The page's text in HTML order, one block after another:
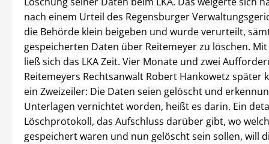
nach einem Urteil des Regensburger
die Behörde klein beigeben und wurde verurteilt,
gespeicherten Daten über Reitemeyer zu löschen.
ließ sich das LKA Zeit. Vier Monate und zwei
Reitemeyers Rechtsanwalt Robert Hankowetz später
ein Zweizeiler: Die Daten seien gelöscht und
Unterlagen vernichtet worden, heißt es darin. Ein
Löschprotokoll, das Aufschluss darüber gibt, wo
gespeichert waren und nun gelöscht sein sollen, will